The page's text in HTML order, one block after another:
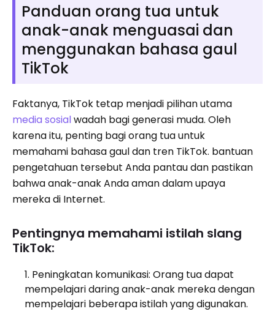
Panduan orang tua untuk
anak-anak menguasai dan
menggunakan bahasa gaul
TikTok
Faktanya, TikTok tetap menjadi pilihan utama
media sosialwadah bagi generasi muda. Oleh
karena itu, penting bagi orang tua untuk
memahami bahasa gaul dan tren TikTok. bantuan
pengetahuan tersebut Anda pantau dan pastikan
bahwa anak-anak Anda aman dalam upaya
mereka di Internet.
Pentingnya memahami istilah slang
TikTok:
Peningkatan komunikasi: Orang tua dapat
mempelajari daring anak-anak mereka dengan
mempelajari beberapa istilah yang digunakan.